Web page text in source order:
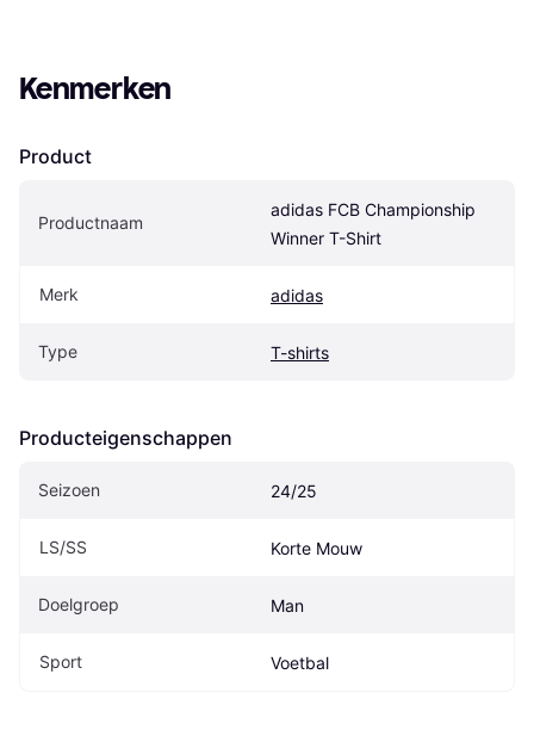
Kenmerken
Product
Productnaam
adidas FCB Championship
Winner T-Shirt
Merk adidas
Type T-shirts
Producteigenschappen
Seizoen 24/25
LS/SS Korte Mouw
Doelgroep Man
Sport Voetbal